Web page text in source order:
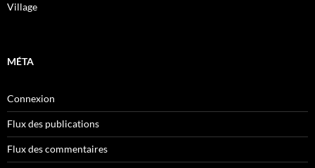
Village
MÉTA
Connexion
Flux des publications
Flux des commentaires